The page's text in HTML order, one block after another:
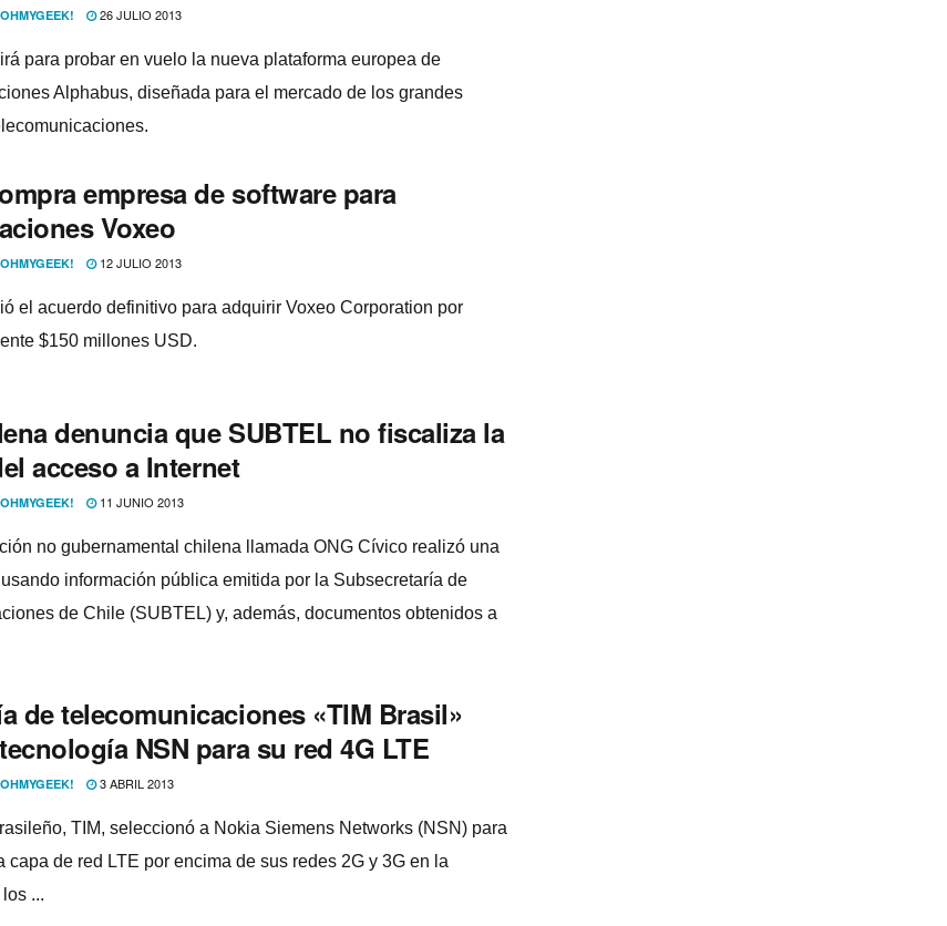
26 JULIO 2013
para probar en vuelo la nueva plataforma europea de
Alphabus, diseñada para el mercado de los grandes
empresa de software para
Voxeo
12 JULIO 2013
el acuerdo definitivo para adquirir Voxeo Corporation por
$150 millones USD.
denuncia que SUBTEL no fiscaliza la
acceso a Internet
11 JUNIO 2013
no gubernamental chilena llamada ONG Cí­vico realizó una
información pública emitida por la Subsecretarí­a de
de Chile (SUBTEL) y, además, documentos obtenidos a
de telecomunicaciones «TIM Brasil»
NSN para su red 4G LTE
3 ABRIL 2013
TIM, seleccionó a Nokia Siemens Networks (NSN) para
capa de red LTE por encima de sus redes 2G y 3G en la
...